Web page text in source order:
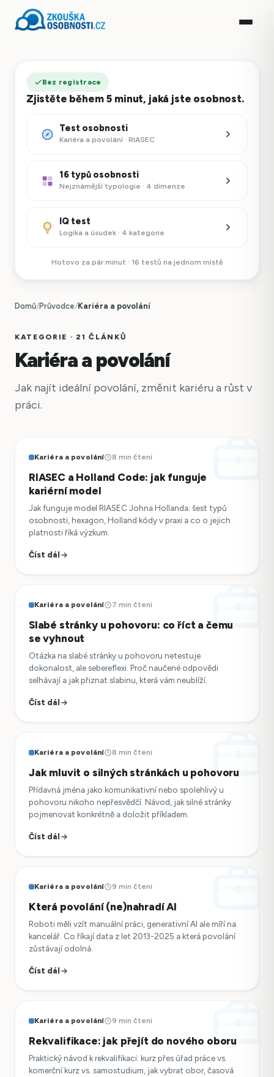
Bez registrace
Zjistěte během 5 minut, jaká jste osobnost.
Test osobnosti
Kariéra a povolání · RIASEC
16 typů osobnosti
Nejznámější typologie · 4 dimenze
IQ test
Logika a úsudek · 4 kategorie
Hotovo za pár minut · 16 testů na jednom místě
Domů/Průvodce/Kariéra a povolání
KATEGORIE · 21 ČLÁNKŮ
Kariéra a povolání
Jak najít ideální povolání, změnit kariéru a růst v
práci.
Kariéra a povolání 8 min čtení
RIASEC a Holland Code: jak funguje
kariérní model
Jak funguje model RIASEC Johna Hollanda: šest typů
osobnosti, hexagon, Holland kódy v praxi a co o jejich
platnosti říká výzkum.
Číst dál
Kariéra a povolání 7 min čtení
Slabé stránky u pohovoru: co říct a čemu
se vyhnout
Otázka na slabé stránky u pohovoru netestuje
dokonalost, ale sebereflexi. Proč naučené odpovědi
selhávají a jak přiznat slabinu, která vám neublíží.
Číst dál
Kariéra a povolání 8 min čtení
Jak mluvit o silných stránkách u pohovoru
Přídavná jména jako komunikativní nebo spolehlivý u
pohovoru nikoho nepřesvědčí. Návod, jak silné stránky
pojmenovat konkrétně a doložit příkladem.
Číst dál
Kariéra a povolání 9 min čtení
Která povolání (ne)nahradí AI
Roboti měli vzít manuální práci, generativní AI ale míří na
kancelář. Co říkají data z let 2013-2025 a která povolání
zůstávají odolná.
Číst dál
Kariéra a povolání 9 min čtení
Rekvalifikace: jak přejít do nového oboru
Praktický návod k rekvalifikaci: kurz přes úřad práce vs.
komerční kurz vs. samostudium, jak vybrat obor, časová